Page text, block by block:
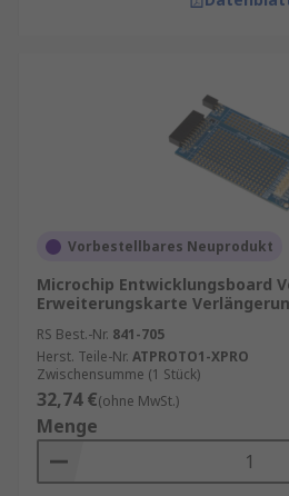
Vorbestellbares Neuprodukt
Microchip Entwicklungsboard
Erweiterungskarte
RS Best.-Nr. 841-705
Herst. Teile-Nr. ATPROTO1-XPRO
Zwischensumme (1 Stück)
32,74 €(ohne MwSt.)
Menge